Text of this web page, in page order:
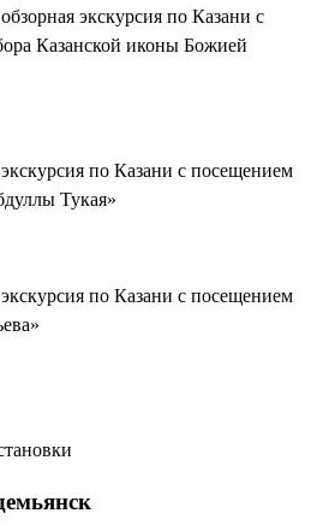
экскурсия по Казани с
Казанской иконы Божией
по Казани с посещением
Тукая»
по Казани с посещением